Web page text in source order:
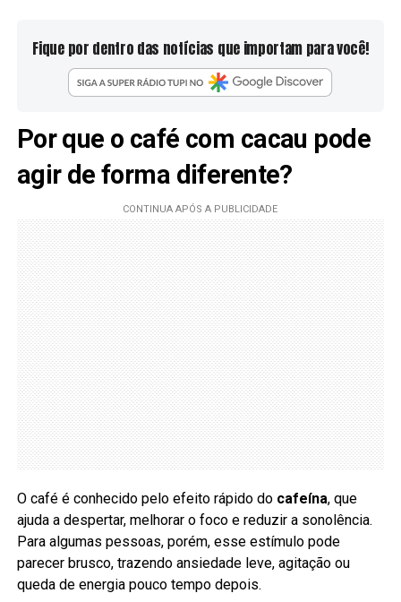
Fique por dentro das notícias que importam para você!
Por que o café com cacau pode
agir de forma diferente?
O café é conhecido pelo efeito rápido do cafeína, que
ajuda a despertar, melhorar o foco e reduzir a sonolência.
Para algumas pessoas, porém, esse estímulo pode
parecer brusco, trazendo ansiedade leve, agitação ou
queda de energia pouco tempo depois.